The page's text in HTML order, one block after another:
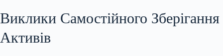
Виклики Самостійного Зберігання
Активів